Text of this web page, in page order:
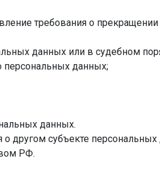
требования о
данных или в судебном
персональных данных;
данных.
другом субъекте
РФ.